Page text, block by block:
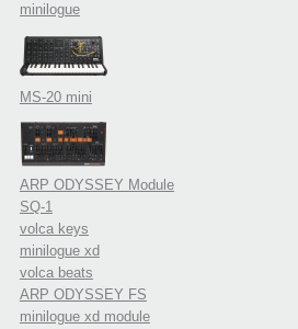
minilogue
MS-20 mini
ARP ODYSSEY Module
SQ-1
volca keys
minilogue xd
volca beats
ARP ODYSSEY FS
minilogue xd module